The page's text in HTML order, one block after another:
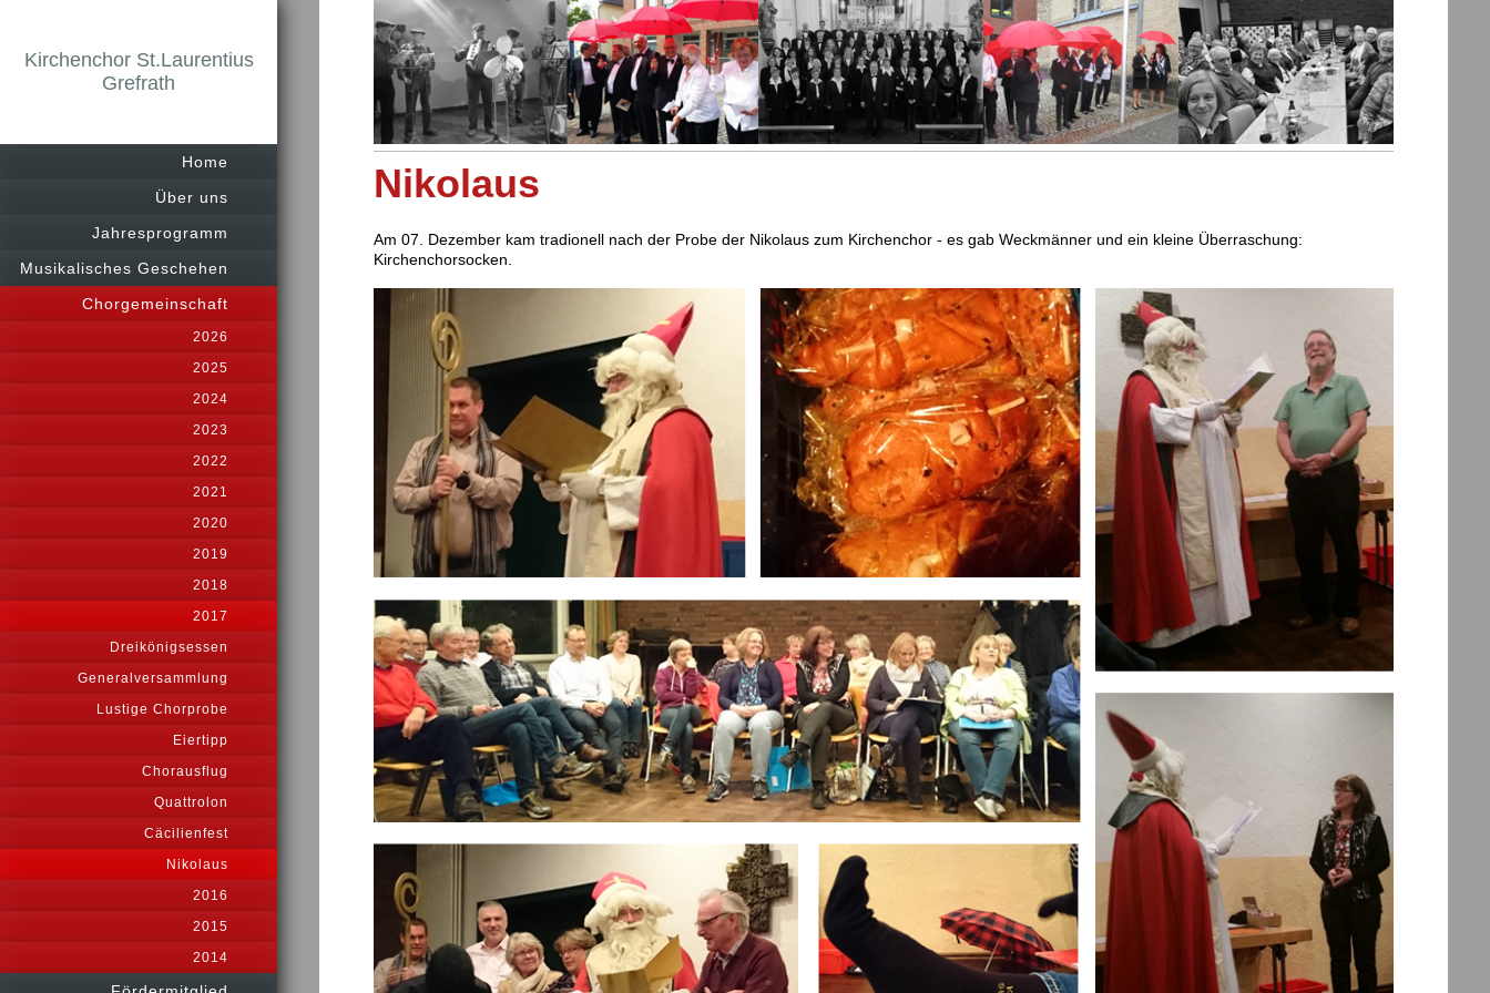
Kirchenchor St.Laurentius
Grefrath
Home
Über uns
Jahresprogramm
Musikalisches Geschehen
Chorgemeinschaft
2026
2025
2024
2023
2022
2021
2020
2019
2018
2017
Dreikönigsessen
Generalversammlung
Lustige Chorprobe
Eiertipp
Chorausflug
Quattrolon
Cäcilienfest
Nikolaus
2016
2015
2014
Nikolaus
Am 07. Dezember kam tradionell nach der Probe der Nikolaus zum Kirchenchor - es gab Weckmänner und ein kleine Überraschung:
Kirchenchorsocken.